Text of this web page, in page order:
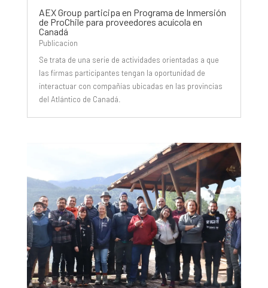
AEX Group participa en Programa de Inmersión
de ProChile para proveedores acuícola en
Canadá
Publicacion
Se trata de una serie de actividades orientadas a que
las firmas participantes tengan la oportunidad de
interactuar con compañías ubicadas en las provincias
del Atlántico de Canadá.